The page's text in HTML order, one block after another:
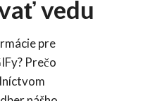
vedu
pre
Prečo